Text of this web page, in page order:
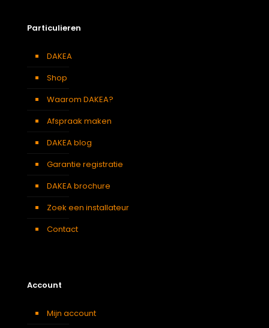
Verduisterend
gordijn
Particulieren
DAKEA
Shop
Waarom DAKEA?
Afspraak maken
DAKEA blog
Garantie registratie
DAKEA brochure
Zoek een installateur
Contact
Account
Mijn account